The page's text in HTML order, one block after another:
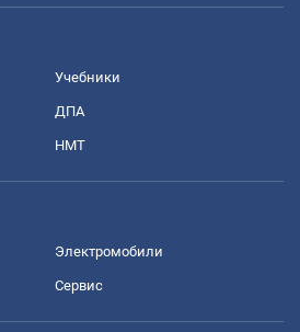
Учебники
ДПА
НМТ
Электромобили
Сервис